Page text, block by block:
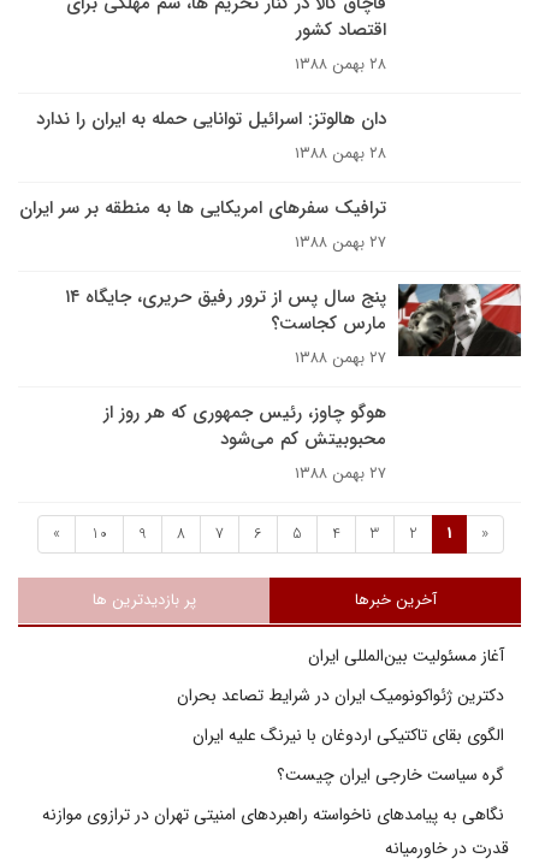
اقتصاد کشور
۲۸ بهمن ۱۳۸۸
دان هالوتز: اسرائیل توانایی حمله به ایران را ندارد
۲۸ بهمن ۱۳۸۸
ترافيک سفرهاى امريکايى ها به منطقه بر سر ايران
۲۷ بهمن ۱۳۸۸
پنج سال پس از ترور رفیق حریری، جایگاه ۱۴
مارس کجاست؟
۲۷ بهمن ۱۳۸۸
هوگو چاوز، رئیس جمهوری که هر روز از
محبوبیتش کم می‌شود
۲۷ بهمن ۱۳۸۸
«
1
2
3
4
5
6
7
8
9
10
»
آخرین خبرها پر بازدیدترین ها
آغاز مسئولیت بین‌المللی ایران
دکترین ژئواکونومیک ایران در شرایط تصاعد بحران
الگوی بقای تاکتیکی اردوغان با نیرنگ علیه ایران
گره سیاست خارجی ایران چیست؟
نگاهی به پیامدهای ناخواسته راهبردهای امنیتی تهران در ترازوی موازنه
قدرت در خاورمیانه